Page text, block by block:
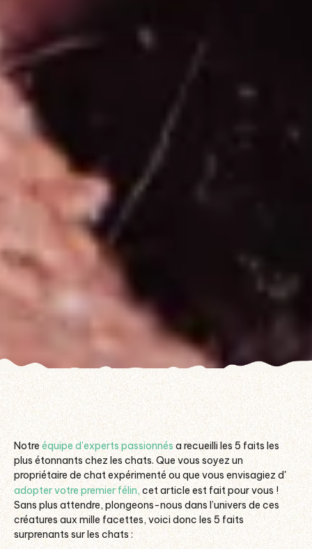
Notre équipe d'experts passionnés a recueilli les 5 faits les
plus étonnants chez les chats. Que vous soyez un
propriétaire de chat expérimenté ou que vous envisagiez d'
adopter votre premier félin, cet article est fait pour vous !
Sans plus attendre, plongeons-nous dans l’univers de ces
créatures aux mille facettes, voici donc les 5 faits
surprenants sur les chats :